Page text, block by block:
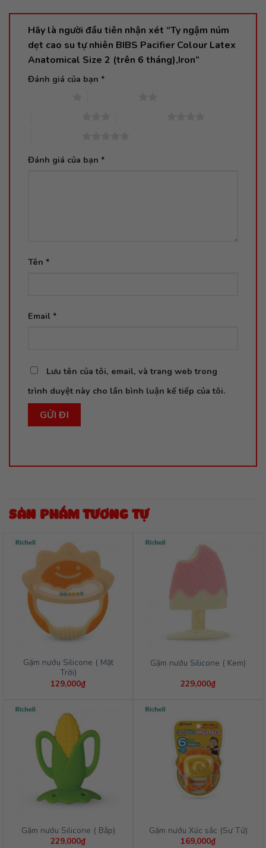
Hãy là người đầu tiên nhận xét “Ty ngậm núm
dẹt cao su tự nhiên BIBS Pacifier Colour Latex
Anatomical Size 2 (trên 6 tháng),Iron”
Đánh giá của bạn *
Đánh giá của bạn *
Tên *
Email *
Lưu tên của tôi, email, và trang web trong
trình duyệt này cho lần bình luận kế tiếp của tôi.
SẢN PHẨM TƯƠNG TỰ
Gặm nướu Silicone ( Mặt
Trời)
129,000₫
Gặm nướu Silicone ( Kem)
229,000₫
Gặm nướu Silicone ( Bắp)
229,000₫
Gặm nướu Xúc sắc (Sư Tử)
169,000₫